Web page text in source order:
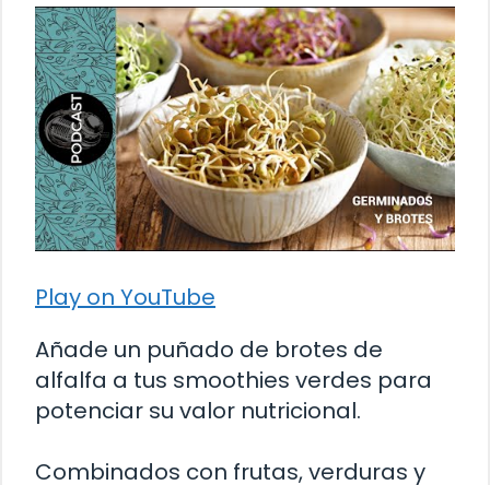
Play on YouTube
Añade un puñado de brotes de
alfalfa a tus smoothies verdes para
potenciar su valor nutricional.
Combinados con frutas, verduras y